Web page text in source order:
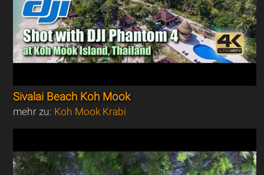
Sivalai Beach Koh Mook
mehr zu: Koh Mook Krabi